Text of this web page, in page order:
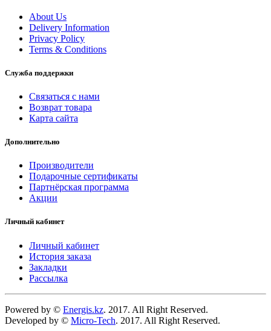
About Us
Delivery Information
Privacy Policy
Terms & Conditions
Служба поддержки
Связаться с нами
Возврат товара
Карта сайта
Дополнительно
Производители
Подарочные сертификаты
Партнёрская программа
Акции
Личный кабинет
Личный кабинет
История заказа
Закладки
Рассылка
Powered by © Energis.kz. 2017. All Right Reserved.
Developed by © Micro-Tech. 2017. All Right Reserved.